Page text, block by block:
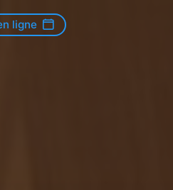
ligne